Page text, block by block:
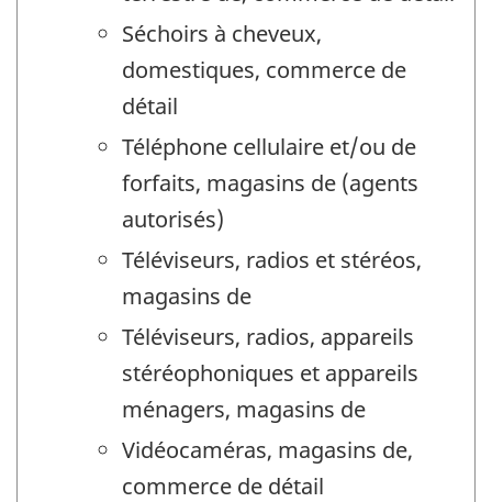
Séchoirs à cheveux,
domestiques, commerce de
détail
Téléphone cellulaire et/ou de
forfaits, magasins de (agents
autorisés)
Téléviseurs, radios et stéréos,
magasins de
Téléviseurs, radios, appareils
stéréophoniques et appareils
ménagers, magasins de
Vidéocaméras, magasins de,
commerce de détail